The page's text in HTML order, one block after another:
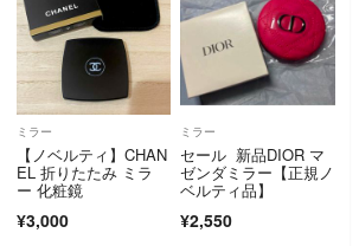
ミラー
【ノベルティ】CHAN
EL 折りたたみ ミラ
ー 化粧鏡
¥3,000
ミラー
セール 新品DIOR マ
ゼンダミラー【正規ノ
ベルティ品】
¥2,550